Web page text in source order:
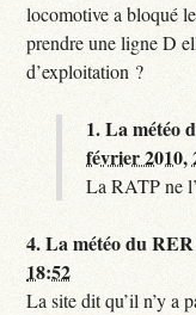
locomotive a bloqué
prendre une ligne D
d’exploitation ?
1.La météo
février 2010,
La RATP ne
4.La météo du
18:52
La site dit qu’il n’y a